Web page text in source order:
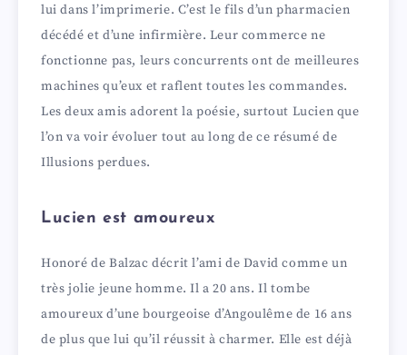
i
d
e
lui dans l’imprimerie. C’est le fils d’un pharmacien
décédé et d’une infirmière. Leur commerce ne
fonctionne pas, leurs concurrents ont de meilleures
machines qu’eux et raflent toutes les commandes.
Les deux amis adorent la poésie, surtout Lucien que
l’on va voir évoluer tout au long de ce résumé de
Illusions perdues.
Lucien est amoureux
Honoré de Balzac décrit l’ami de David comme un
très jolie jeune homme. Il a 20 ans. Il tombe
amoureux d’une bourgeoise d’Angoulême de 16 ans
de plus que lui qu’il réussit à charmer. Elle est déjà